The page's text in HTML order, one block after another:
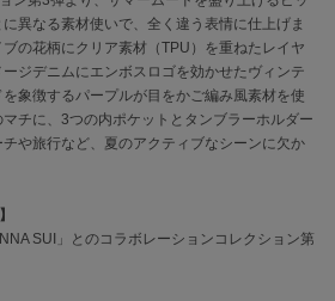
異なる素材使いで、全く違う表情に仕上げま
の花柄にクリア素材（TPU）を重ねたレイヤ
ジデニムにエンボスロゴを効かせたヴィンテ
象徴するパープルが目をかご編み風素材を使
チに、3つの内ポケットとタンブラーホルダー
や旅行など、夏のアクティブなシーンに欠か
SUI」とのコラボレーションコレクション第